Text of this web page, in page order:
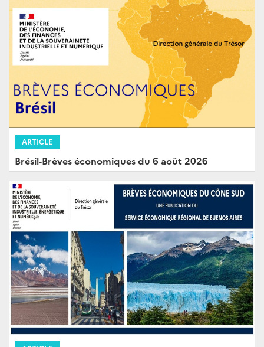
ARTICLE
Brésil-Brèves économiques du 6 août 2026